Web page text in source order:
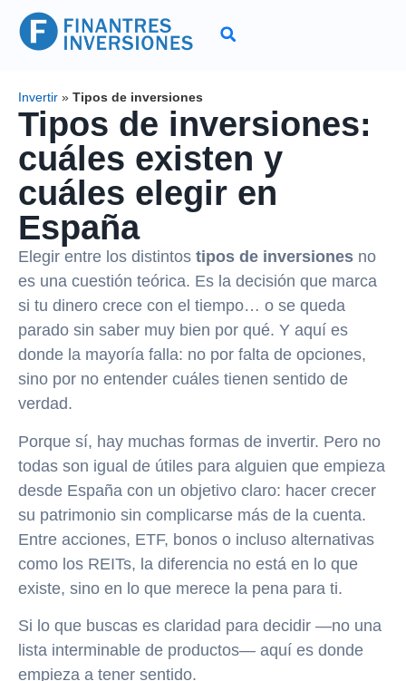
Invertir » Tipos de inversiones
Tipos de inversiones:
cuáles existen y
cuáles elegir en
España
Elegir entre los distintos tipos de inversiones no
es una cuestión teórica. Es la decisión que marca
si tu dinero crece con el tiempo… o se queda
parado sin saber muy bien por qué. Y aquí es
donde la mayoría falla: no por falta de opciones,
sino por no entender cuáles tienen sentido de
verdad.
Porque sí, hay muchas formas de invertir. Pero no
todas son igual de útiles para alguien que empieza
desde España con un objetivo claro: hacer crecer
su patrimonio sin complicarse más de la cuenta.
Entre acciones, ETF, bonos o incluso alternativas
como los REITs, la diferencia no está en lo que
existe, sino en lo que merece la pena para ti.
Si lo que buscas es claridad para decidir —no una
lista interminable de productos— aquí es donde
empieza a tener sentido.